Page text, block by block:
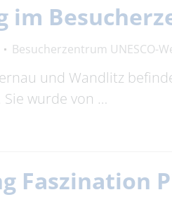
im
Besucherzentrum UNESCO-
und Wandlitz
Sie wurde von …
Faszination